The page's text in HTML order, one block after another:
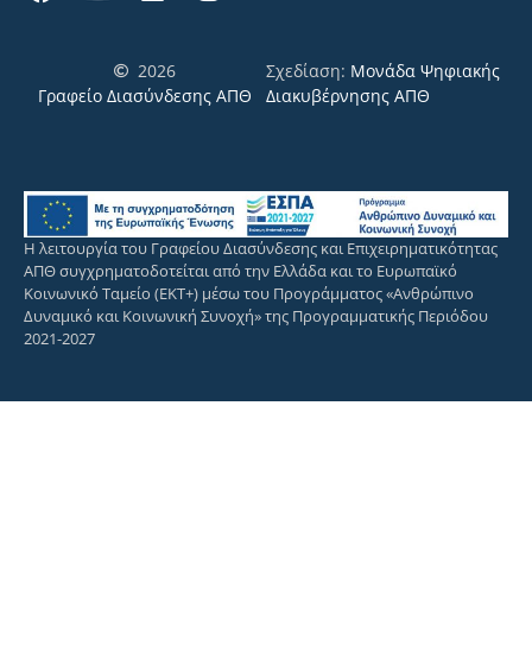
2026
Γραφείο Διασύνδεσης ΑΠΘ
Σχεδίαση: Μονάδα Ψηφιακής
Διακυβέρνησης ΑΠΘ
Η λειτουργία του Γραφείου Διασύνδεσης και Επιχειρηματικότητας
ΑΠΘ συγχρηματοδοτείται από την Ελλάδα και το Ευρωπαϊκό
Κοινωνικό Ταμείο (ΕΚΤ+) μέσω του Προγράμματος «Ανθρώπινο
Δυναμικό και Κοινωνική Συνοχή» της Προγραμματικής Περιόδου
2021-2027